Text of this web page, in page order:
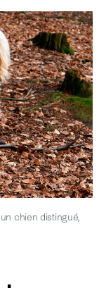
chien distingué,